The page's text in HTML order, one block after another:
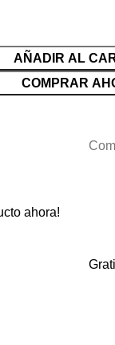
AÑADIR AL
COMPRAR
ahora!